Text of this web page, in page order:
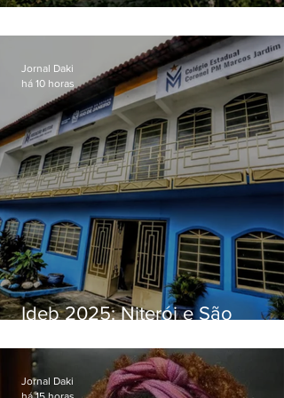
Ideb 2025: Niterói e São
distintos no ensino médio; veja
Jornal Daki
há 10 horas
Jornal Daki